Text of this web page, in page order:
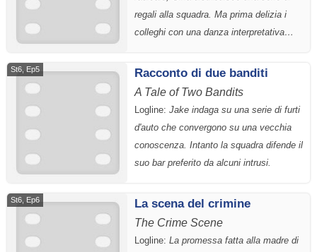
regali alla squadra. Ma prima delizia i
colleghi con una danza interpretativa…
St6, Ep5 Racconto di due banditi
A Tale of Two Bandits
Logline: Jake indaga su una serie di furti
d'auto che convergono su una vecchia
conoscenza. Intanto la squadra difende il
suo bar preferito da alcuni intrusi.
St6, Ep6 La scena del crimine
The Crime Scene
Logline: La promessa fatta alla madre di